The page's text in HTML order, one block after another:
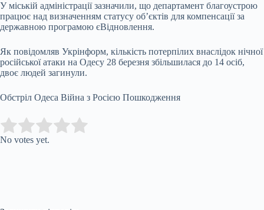
У міській адміністрації зазначили, що департамент благоустрою
працює над визначенням статусу об’єктів для компенсації за
державною програмою єВідновлення.
Як повідомляв Укрінформ, кількість потерпілих внаслідок нічної
російської атаки на Одесу 28 березня збільшилася до 14 осіб,
двоє людей загинули.
Обстріл Одеса Війна з Росією Пошкодження
Rate this item:
No votes yet.